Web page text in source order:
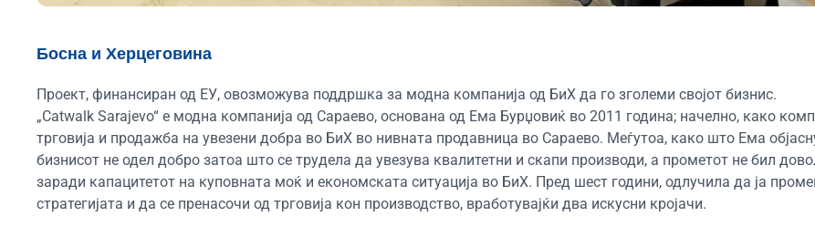
Босна и Херцеговина
Проект, финансиран од ЕУ, овозможува поддршка за модна компанија од БиХ да го зголеми својот бизнис.
„Catwalk Sarajevo“ е модна компанија од Сараево, основана од Ема Бурџовиќ во 2011 година; начелно, како
трговија и продажба на увезени добра во БиХ во нивната продавница во Сараево. Меѓутоа, како што Ема
бизнисот не одел добро затоа што се трудела да увезува квалитетни и скапи производи, а прометот не бил
заради капацитетот на куповната моќ и економската ситуација во БиХ. Пред шест години, одлучила да ја
стратегијата и да се пренасочи од трговија кон производство, вработувајќи два искусни кројачи.